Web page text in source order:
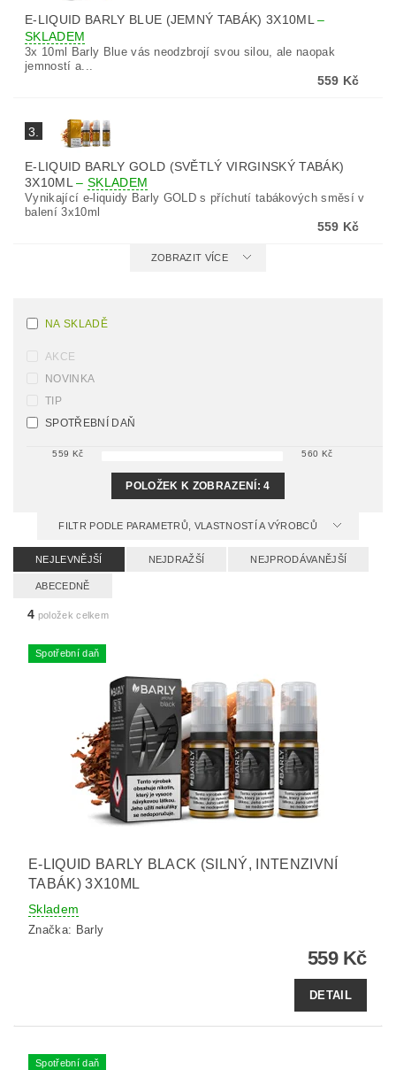
E-LIQUID BARLY BLUE (JEMNÝ TABÁK) 3X10ML–
SKLADEM
3x 10ml Barly Blue vás neodzbrojí svou silou, ale naopak
jemností a...
559 Kč
3.
E-LIQUID BARLY GOLD (SVĚTLÝ VIRGINSKÝ TABÁK)
3X10ML–SKLADEM
Vynikající e-liquidy Barly GOLD s příchutí tabákových směsí v
balení 3x10ml
559 Kč
ZOBRAZIT VÍCE
NA SKLADĚ
AKCE
NOVINKA
TIP
SPOTŘEBNÍ DAŇ
559 Kč 560 Kč
POLOŽEK K ZOBRAZENÍ:4
FILTR PODLE PARAMETRŮ, VLASTNOSTÍ A VÝROBCŮ
NEJLEVNĚJŠÍ NEJDRAŽŠÍ NEJPRODÁVANĚJŠÍ
ABECEDNĚ
4 položek celkem
Spotřební daň
E-LIQUID BARLY BLACK (SILNÝ, INTENZIVNÍ
TABÁK) 3X10ML
Skladem
Značka: Barly
559 Kč
DETAIL
Spotřební daň